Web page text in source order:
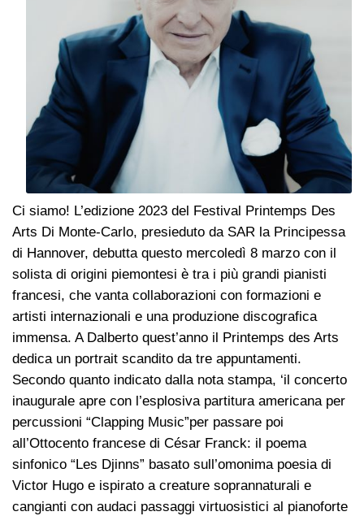
Ci siamo! L’edizione 2023 del Festival Printemps Des
Arts Di Monte-Carlo, presieduto da SAR la Principessa
di Hannover, debutta questo mercoledì 8 marzo con il
solista di origini piemontesi è tra i più grandi pianisti
francesi, che vanta collaborazioni con formazioni e
artisti internazionali e una produzione discografica
immensa. A Dalberto quest’anno il Printemps des Arts
dedica un portrait scandito da tre appuntamenti.
Secondo quanto indicato dalla nota stampa, ‘il concerto
inaugurale apre con l’esplosiva partitura americana per
percussioni “Clapping Music”per passare poi
all’Ottocento francese di César Franck: il poema
sinfonico “Les Djinns” basato sull’omonima poesia di
Victor Hugo e ispirato a creature soprannaturali e
cangianti con audaci passaggi virtuosistici al pianoforte